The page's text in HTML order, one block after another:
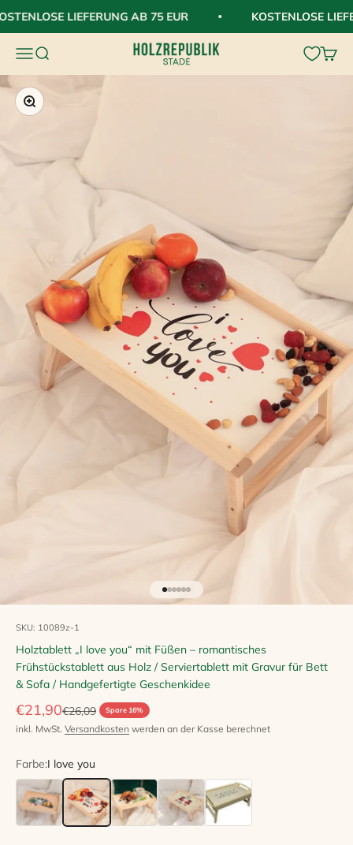
LIEFERUNG AB 75 EUR KOSTENLOSE
Navigationsmenü öffnen
Suche öffnen HolzRepublik
Bild vergrößern
Gehe zu Element 1
Gehe zu Element 2
Gehe zu Element 3
Gehe zu Element 4
Gehe zu Element 5
Gehe zu Element 6
SKU: 10089z-1
Holztablett „I love you“ mit Füßen – romantisches
Frühstückstablett aus Holz / Serviertablett mit Gravur für Bett
& Sofa / Handgefertigte Geschenkidee
Angebot
€21,90Regulärer Preis
€26,09 Spare 16%
inkl. MwSt. Versandkosten werden an der Kasse berechnet
Farbe:I love you
Croissant
I love you Natur Love Mom